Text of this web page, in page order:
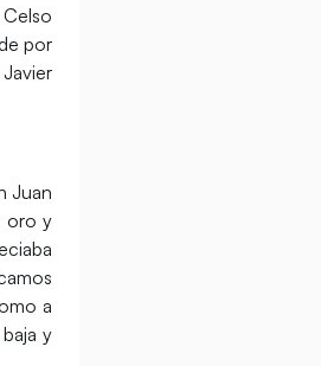
por
Juan
oro y
a
y